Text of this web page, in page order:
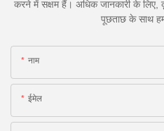
करने में सक्षम हैं। अधिक जानकारी के लिए,
पूछताछ के साथ
नाम
ईमेल